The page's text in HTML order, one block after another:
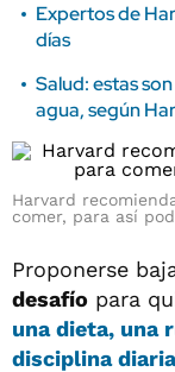
Expertos de
días
Salud: estas
agua, según
Harvard
comer, para así
Proponerse
desafío para
una dieta, una
disciplina